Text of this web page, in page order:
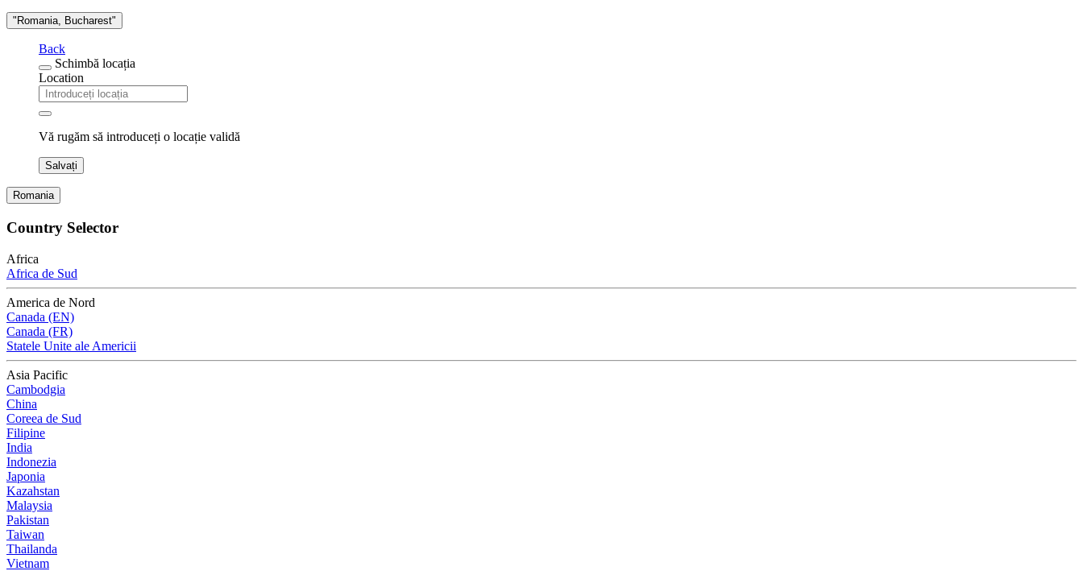
"Romania, Bucharest"
Back
Schimbă locația
Location
Vă rugăm să introduceți o locație validă
Salvați
Romania
Country Selector
Africa
Africa de Sud
America de Nord
Canada (EN)
Canada (FR)
Statele Unite ale Americii
Asia Pacific
Cambodgia
China
Coreea de Sud
Filipine
India
Indonezia
Japonia
Kazahstan
Malaysia
Pakistan
Taiwan
Thailanda
Vietnam